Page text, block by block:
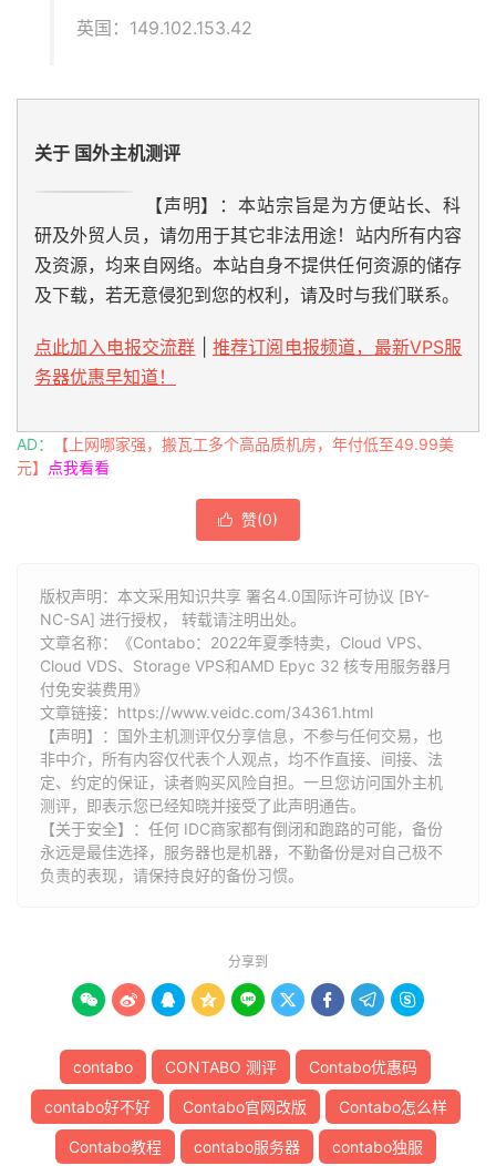
英国：149.102.153.42
关于 国外主机测评
【声明】：本站宗旨是为方便站长、科
研及外贸人员，请勿用于其它非法用途！站内所有内容
及资源，均来自网络。本站自身不提供任何资源的储存
及下载，若无意侵犯到您的权利，请及时与我们联系。
点此加入电报交流群
推荐订阅电报频道，最新VPS服
务器优惠早知道！
AD：
【上网哪家强，搬瓦工多个高品质机房，年付低至49.99美
元】
点我看看
 赞(0)
版权声明：本文采用知识共享 署名4.0国际许可协议 [BY-
NC-SA] 进行授权， 转载请注明出处。
文章名称：《Contabo：2022年夏季特卖，Cloud VPS、
Cloud VDS、Storage VPS和AMD Epyc 32 核专用服务器月
付免安装费用》
文章链接： https://www.veidc.com/34361.html
【声明】：国外主机测评仅分享信息，不参与任何交易，也
非中介，所有内容仅代表个人观点，均不作直接、间接、法
定、约定的保证，读者购买风险自担。一旦您访问国外主机
测评，即表示您已经知晓并接受了此声明通告。
【关于安全】：任何 IDC商家都有倒闭和跑路的可能，备份
永远是最佳选择，服务器也是机器，不勤备份是对自己极不
负责的表现，请保持良好的备份习惯。
分享到
        
contabo CONTABO 测评 Contabo优惠码
contabo好不好 Contabo官网改版 Contabo怎么样
Contabo教程 contabo服务器 contabo独服